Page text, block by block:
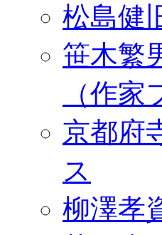
松島健
笹木繁
（作家
京都府
ス
柳澤孝